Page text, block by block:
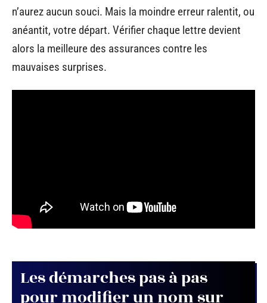
n’aurez aucun souci. Mais la moindre erreur ralentit, ou
anéantit, votre départ. Vérifier chaque lettre devient
alors la meilleure des assurances contre les
mauvaises surprises.
Les démarches pas à pas
pour modifier un nom sur